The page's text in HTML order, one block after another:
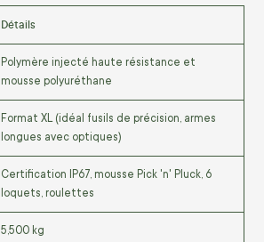
Détails
Polymère injecté haute résistance et
mousse polyuréthane
Format XL (idéal fusils de précision, armes
longues avec optiques)
Certification IP67, mousse Pick 'n' Pluck, 6
loquets, roulettes
5,500 kg